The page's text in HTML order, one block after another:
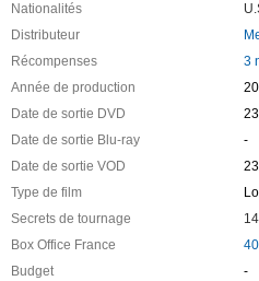
Nationalités
Distributeur
Récompenses
3
Année de production
Date de sortie DVD
Date de sortie Blu-ray
-
Date de sortie VOD
Type de film
Secrets de tournage
Box Office France
Budget
-